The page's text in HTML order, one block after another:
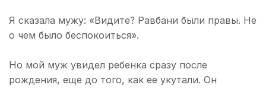
Я сказала мужу: «Видите? Равбани были правы. Не
о чем было беспокоиться».
Но мой муж увидел ребенка сразу после
рождения, еще до того, как ее укутали. Он